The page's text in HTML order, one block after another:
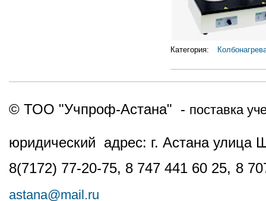
Категория:
© ТОО "Учпроф-Астана" - поставка
юридический адрес: г. Астана
8(7172) 77-20-75, 8 747 441 60 25, 8
astana@mail.ru